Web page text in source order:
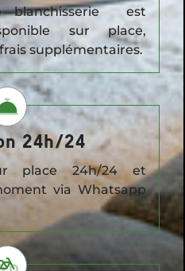
blanchisserie est
sur place,
supplémentaires.
24h/24
place 24h/24 et
via Whatsapp